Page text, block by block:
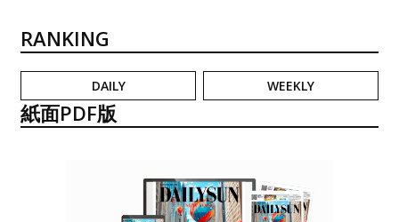
RANKING
DAILY WEEKLY
紙面PDF版